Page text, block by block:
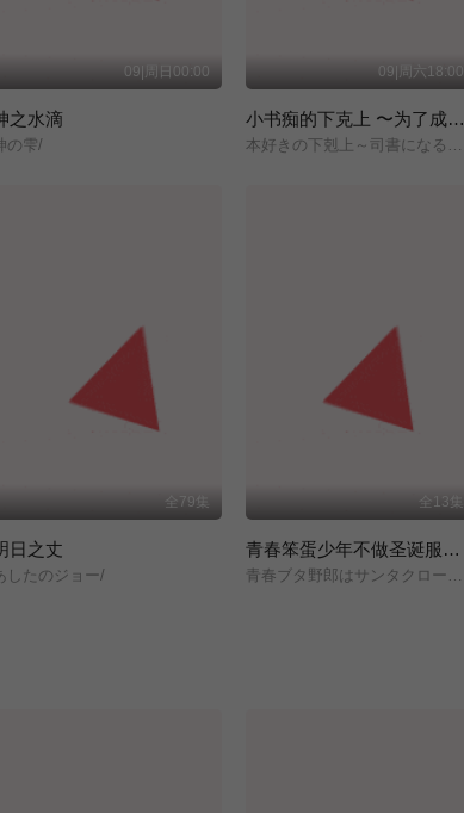
09|周日00:00
之水滴
の雫/
09|周六18:00
小书痴的下克上 〜为了成为图书管理员而不择手段〜 领主的养女
本好きの下剋上～司書になるためには手段を選んでいられません～/領主の養女/
全79集
日之丈
したのジョー/
全13集
青春笨蛋少年不做圣诞服女郎的梦